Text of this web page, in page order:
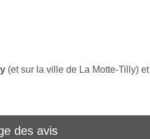
(et sur la ville de La Motte-Tilly) et
des avis